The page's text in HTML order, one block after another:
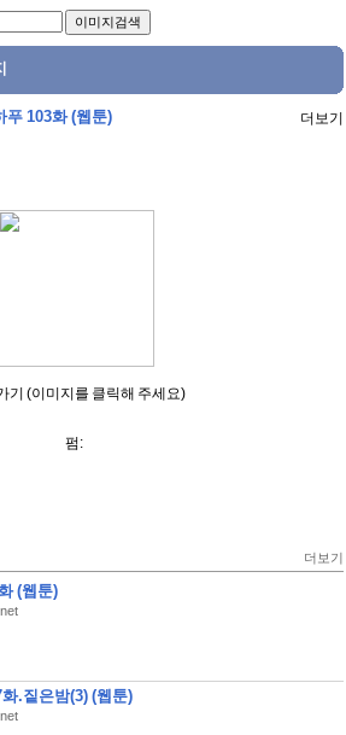
푸 103화 (웹툰) 더보기
기 (이미지를 클릭해 주세요)
펌:
더보기
(웹툰)
.짙은밤(3) (웹툰)